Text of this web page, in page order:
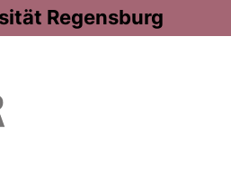
Regensburg